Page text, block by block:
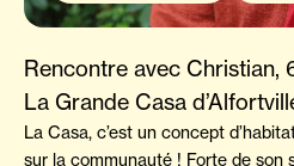
Rencontre avec Christian,
La Grande Casa
La Casa, c’est un concept
sur la communauté ! Forte de son